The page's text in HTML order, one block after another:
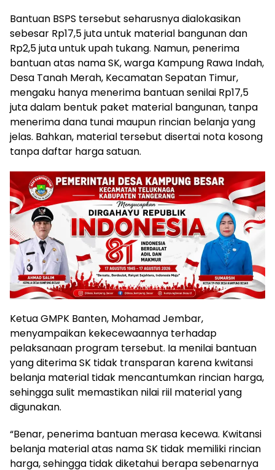
Bantuan BSPS tersebut seharusnya dialokasikan
sebesar Rp17,5 juta untuk material bangunan dan
Rp2,5 juta untuk upah tukang. Namun, penerima
bantuan atas nama SK, warga Kampung Rawa Indah,
Desa Tanah Merah, Kecamatan Sepatan Timur,
mengaku hanya menerima bantuan senilai Rp17,5
juta dalam bentuk paket material bangunan, tanpa
menerima dana tunai maupun rincian belanja yang
jelas. Bahkan, material tersebut disertai nota kosong
tanpa daftar harga satuan.
Ketua GMPK Banten, Mohamad Jembar,
menyampaikan kekecewaannya terhadap
pelaksanaan program tersebut. Ia menilai bantuan
yang diterima SK tidak transparan karena kwitansi
belanja material tidak mencantumkan rincian harga,
sehingga sulit memastikan nilai riil material yang
digunakan.
“Benar, penerima bantuan merasa kecewa. Kwitansi
belanja material atas nama SK tidak memiliki rincian
harga, sehingga tidak diketahui berapa sebenarnya